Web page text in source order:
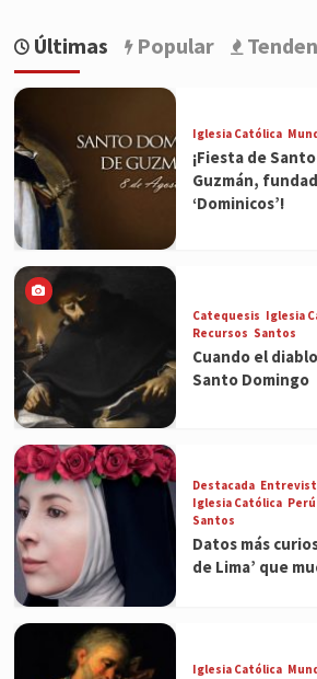
Últimas Popular
Iglesia Católica
¡Fiesta de
Guzmán,
‘Dominicos’!
Catequesis Iglesia
Recursos Santos
Cuando el
Santo Domingo
Destacada
Iglesia Católica Perú
Santos
Datos más
de Lima’ que
Iglesia Católica